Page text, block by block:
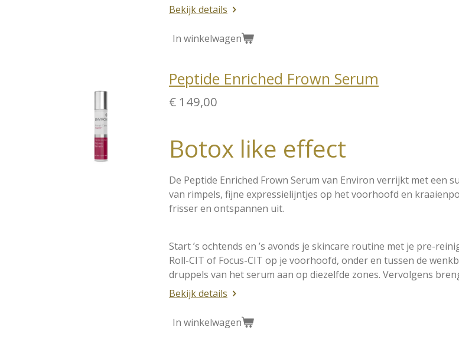
Bekijk details
In winkelwagen
Peptide Enriched Frown Serum
€ 149,00
Botox like effect
De Peptide Enriched Frown Serum van Environ verrijkt met een
van rimpels, fijne expressielijntjes op het voorhoofd en
frisser en ontspannen uit.
Start ’s ochtends en ’s avonds je skincare routine met je pre-
Roll-CIT of Focus-CIT op je voorhoofd, onder en tussen de
druppels van het serum aan op diezelfde zones. Vervolgens
Bekijk details
In winkelwagen